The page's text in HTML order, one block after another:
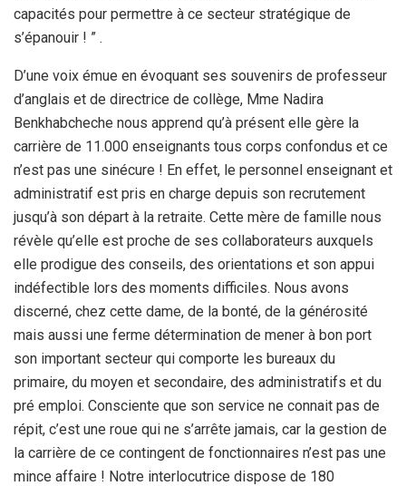
capacités pour permettre à ce secteur stratégique de
s’épanouir ! ” .
D’une voix émue en évoquant ses souvenirs de professeur
d’anglais et de directrice de collège, Mme Nadira
Benkhabcheche nous apprend qu’à présent elle gère la
carrière de 11.000 enseignants tous corps confondus et ce
n’est pas une sinécure ! En effet, le personnel enseignant et
administratif est pris en charge depuis son recrutement
jusqu’à son départ à la retraite. Cette mère de famille nous
révèle qu’elle est proche de ses collaborateurs auxquels
elle prodigue des conseils, des orientations et son appui
indéfectible lors des moments difficiles. Nous avons
discerné, chez cette dame, de la bonté, de la générosité
mais aussi une ferme détermination de mener à bon port
son important secteur qui comporte les bureaux du
primaire, du moyen et secondaire, des administratifs et du
pré emploi. Consciente que son service ne connait pas de
répit, c’est une roue qui ne s’arrête jamais, car la gestion de
la carrière de ce contingent de fonctionnaires n’est pas une
mince affaire ! Notre interlocutrice dispose de 180